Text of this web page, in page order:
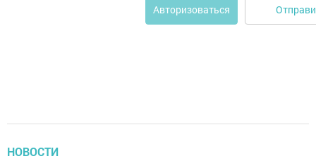
Авторизоваться
НОВОСТИ